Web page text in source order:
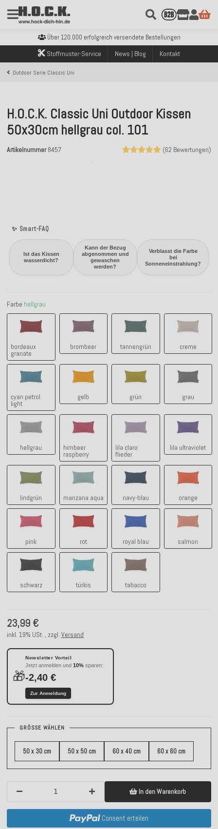
Kostenloser Versand innerhalb Deutschlands ab 99€ Bestellwert
Sicher bezahlen mit Klarna, PayPal & Amazon Pay
Kostenloser Versand innerhalb Deutschlands ab 99€ Bestellwert
Über 120.000 erfolgreich versendete Bestellungen
Sicher bezahlen mit Klarna, PayPal & Amazon Pay
Kostenloser Versand innerhalb Deutschlands ab 99€ Bestellwert
Stoffmuster-Service News | Blog Kontakt
Outdoor Serie Classic Uni
✨ Smart-FAQ
Ist das Kissen
wasserdicht?
Kann der Bezug
abgenommen und
gewaschen
werden?
Verblasst die Farbe
bei
Sonneneinstrahlung?
H.O.C.K. Classic Uni Outdoor Kissen
50x30cm hellgrau col. 101
(62 Bewertungen)
Artikelnummer 8457
Farbe hellgrau
bordeaux
granate
bordeaux granate
brombeer
brombeer
tannengrün
tannengrün
creme
creme
cyan petrol
light
cyan petrol light
gelb
gelb
grün
grün
grau
grau
hellgrau
hellgrau
himbeer
raspberry
himbeer raspberry
lila claro
flieder
lila claro flieder
lila ultraviolet
lila
lindgrün
lindgrün
manzana aqua
manzana aqua
navy-blau
navy-blau
orange
orange
pink
pink
rot royal blau
royal blau
salmon
salmon
schwarz
schwarz
türkis
türkis
tabacco
tabacco
23,99 €
inkl. 19% USt. , zzgl. Versand
🎁
Newsletter Vorteil
Jetzt anmelden und 10% sparen:
-2,40 €
Zur Anmeldung
GRÖSSE WÄHLEN
50 x 30 cm 50 x 50 cm 60 x 40 cm 60 x 60 cm
In den Warenkorb
Consent erteilen